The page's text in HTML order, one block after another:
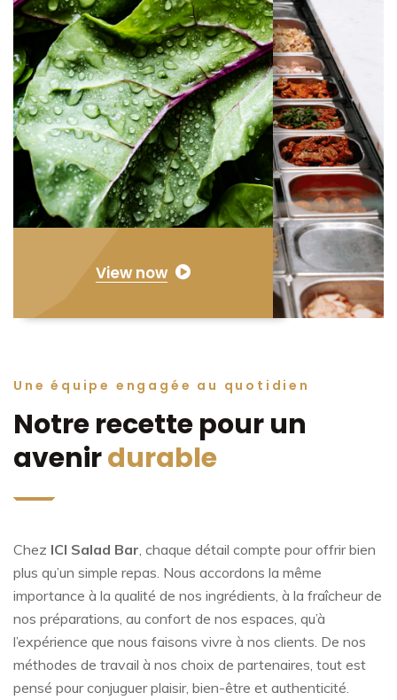
View now
Une équipe engagée au quotidien
Notre recette pour un
avenirdurable
Chez ICI Salad Bar , chaque détail compte pour offrir bien
plus qu’un simple repas. Nous accordons la même
importance à la qualité de nos ingrédients, à la fraîcheur de
nos préparations, au confort de nos espaces, qu’à
l’expérience que nous faisons vivre à nos clients. De nos
méthodes de travail à nos choix de partenaires, tout est
pensé pour conjuguer plaisir, bien-être et authenticité.